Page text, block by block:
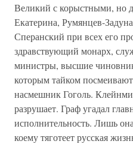
Великий с корыстными, но
Екатерина, Румянцев-
Сперанский при всех его
здравствующий монарх,
министры, высшие
которым тайком
насмешник Гоголь.
разрушает. Граф угадал
исполнительность. Лишь
коему тяготеет русская